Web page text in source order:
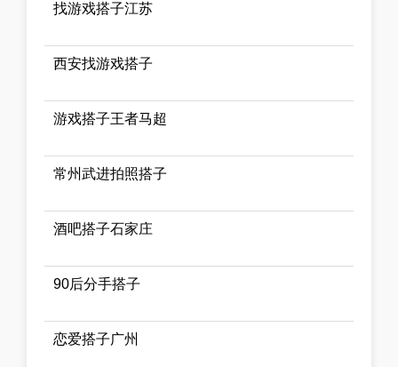
找游戏搭子江苏
西安找游戏搭子
游戏搭子王者马超
常州武进拍照搭子
酒吧搭子石家庄
90后分手搭子
恋爱搭子广州